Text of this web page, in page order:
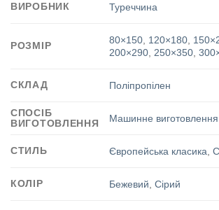
ВИРОБНИК Туреччина
РОЗМІР 80×150, 120×180,
200×290,250×350,
СКЛАД Поліпропілен
СПОСІБ
ВИГОТОВЛЕННЯ
Машинне виготовлення
СТИЛЬ Європейська класика,
КОЛІР Бежевий,Сірий